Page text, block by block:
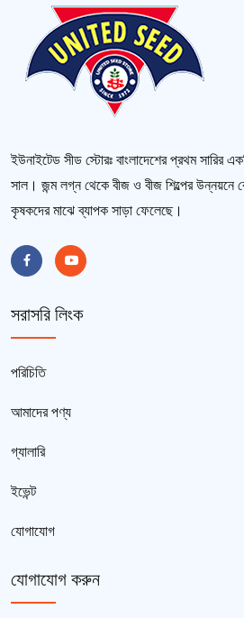
ইউনাইটেড সীড স্টোরঃ বাংলাদেশের প্রথম সারির
সাল। জন্ম লগ্ন থেকে বীজ ও বীজ শিল্পের উন্নয়নে
কৃষকদের মাঝে ব্যাপক সাড়া ফেলেছে।
সরাসরি লিংক
পরিচিতি
আমাদের পণ্য
গ্যালারি
ইভেন্ট
যোগাযোগ
যোগাযোগ করুন